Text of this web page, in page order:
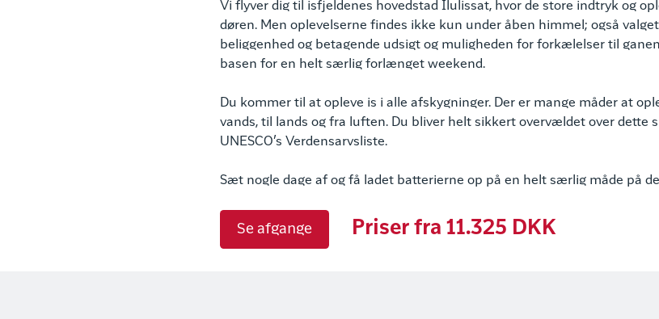
Vi flyver dig til isfjeldenes hovedstad Ilulissat, hvor de store indtryk og
døren. Men oplevelserne findes ikke kun under åben himmel; også
beliggenhed og betagende udsigt og muligheden for forkælelser til
basen for en helt særlig forlænget weekend.
Du kommer til at opleve is i alle afskygninger. Der er mange måder at
vands, til lands og fra luften. Du bliver helt sikkert overvældet over dette
UNESCO’s Verdensarvsliste.
Sæt nogle dage af og få ladet batterierne op på en helt særlig måde på
Se afgange Priser fra 11.325 DKK